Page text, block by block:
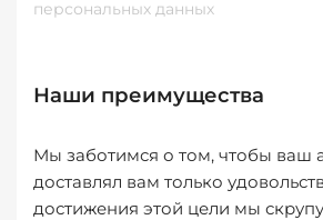
персональных данных
Наши преимущества
Мы заботимся о том, чтобы ваш
доставлял вам только
достижения этой цели мы